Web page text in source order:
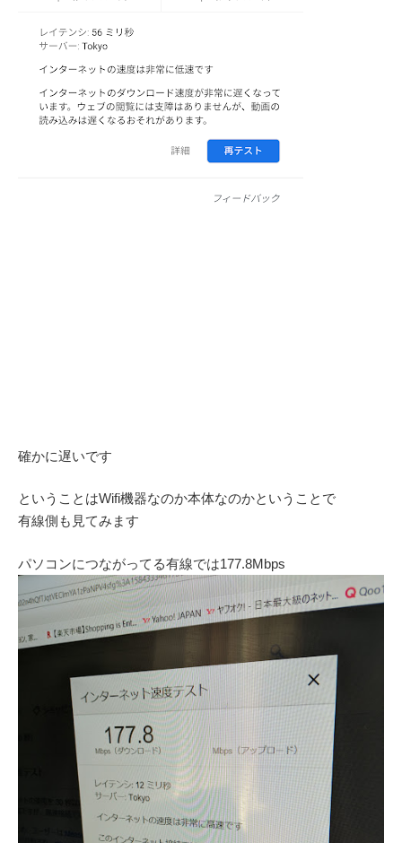
確かに遅いです
ということはWifi機器なのか本体なのかということで
有線側も見てみます
パソコンにつながってる有線では177.8Mbps